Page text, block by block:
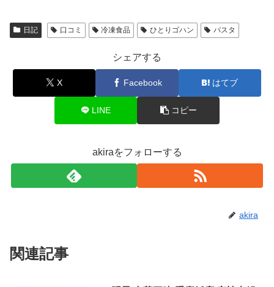
日記 口コミ 冷凍食品 ひとりゴハン パスタ
シェアする
X Facebook はてブ
LINE コピー
akiraをフォローする
akira
関連記事